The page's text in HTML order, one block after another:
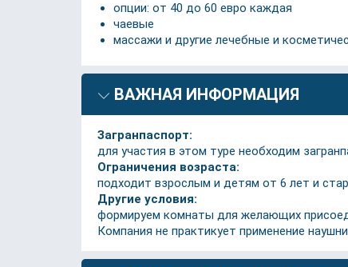
опции: от 40 до 60 евро каждая
чаевые
массажи и другие лечебные и
ВАЖНАЯ ИНФОРМАЦИЯ
Загранпаспорт:
для участия в этом туре необходим
Ограничения возраста:
подходит взрослым и детям от 6 лет и
Другие условия:
формируем комнаты для желающих
Компания не практикует применение